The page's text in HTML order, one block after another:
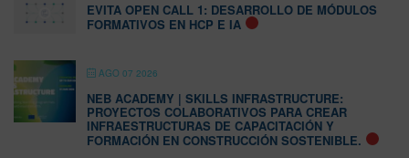
EVITA OPEN CALL 1: DESARROLLO DE MÓDULOS
FORMATIVOS EN HCP E IA
AGO 07 2026
NEB ACADEMY | SKILLS INFRASTRUCTURE:
PROYECTOS COLABORATIVOS PARA CREAR
INFRAESTRUCTURAS DE CAPACITACIÓN Y
FORMACIÓN EN CONSTRUCCIÓN SOSTENIBLE.